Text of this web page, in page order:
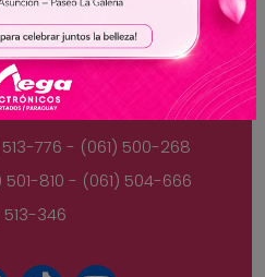
7713
776 - (061) 500-268
810 - (061) 504-666
513-346